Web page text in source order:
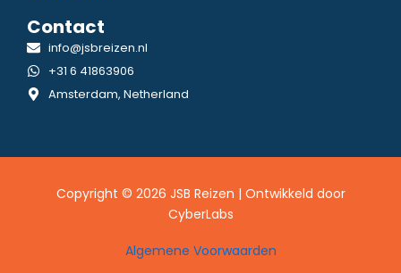
Contact
info@jsbreizen.nl
+31 6 41863906
Amsterdam, Netherland
Copyright © 2026 JSB Reizen | Ontwikkeld door
CyberLabs
Algemene Voorwaarden